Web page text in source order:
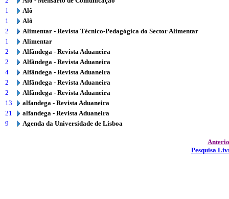
1
Alô
1
Alô
2
Alimentar - Revista Técnico-Pedagógica do Sector Alimentar
1
Alimentar
2
Alfândega - Revista Aduaneira
2
Alfândega - Revista Aduaneira
4
Alfândega - Revista Aduaneira
2
Alfândega - Revista Aduaneira
2
Alfândega - Revista Aduaneira
13
alfandega - Revista Aduaneira
21
alfandega - Revista Aduaneira
9
Agenda da Universidade de Lisboa
Pesquisa